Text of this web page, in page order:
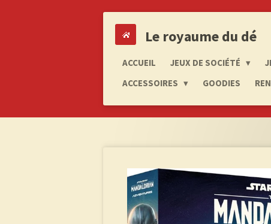
Le royaume du dé
ACCUEIL JEUX DE SOCIÉTÉ
ACCESSOIRES
GOODIES